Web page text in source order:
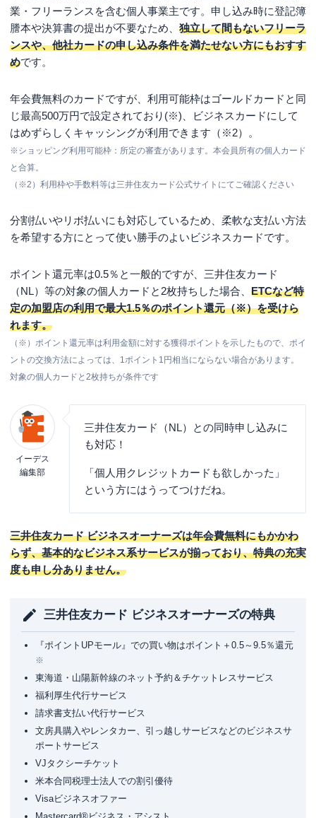
業・フリーランスを含む個人事業主です。申し込み時に登記簿
謄本や決算書の提出が不要なため、 独立して間もないフリーラ
ンスや、他社カードの申し込み条件を満たせない方にもおすす
めです。
年会費無料のカードですが、利用可能枠はゴールドカードと同
じ最高500万円で設定されており(※)、ビジネスカードにして
はめずらしくキャッシングが利用できます（※2）。
※ショッピング利用可能枠：所定の審査があります。本会員所有の個人カード
と合算。
（※2）利用枠や手数料等は三井住友カード公式サイトにてご確認ください
分割払いやリボ払いにも対応しているため、柔軟な支払い方法
を希望する方にとって使い勝手のよいビジネスカードです。
ポイント還元率は0.5％と一般的ですが、三井住友カード
（NL）等の対象の個人カードと2枚持ちした場合、 ETCなど特
定の加盟店の利用で最大1.5％のポイント還元（※）を受けら
れます。
（※）ポイント還元率は利用金額に対する獲得ポイントを示したもので、ポイ
ントの交換方法によっては、1ポイント1円相当にならない場合があります。
対象の個人カードと2枚持ちが条件です
イーデス
編集部
三井住友カード（NL）との同時申し込みに
も対応！
「個人用クレジットカードも欲しかった」
という方にはうってつけだね。
三井住友カード ビジネスオーナーズは年会費無料にもかかわ
らず、基本的なビジネス系サービスが揃っており、特典の充実
度も申し分ありません。
三井住友カード ビジネスオーナーズの特典
『ポイントUPモール』での買い物はポイント＋0.5～9.5％還元
※
東海道・山陽新幹線のネット予約＆チケットレスサービス
福利厚生代行サービス
請求書支払い代行サービス
文房具購入やレンタカー、引っ越しサービスなどのビジネスサ
ポートサービス
VJタクシーチケット
米本合同税理士法人での割引優待
Visaビジネスオファー